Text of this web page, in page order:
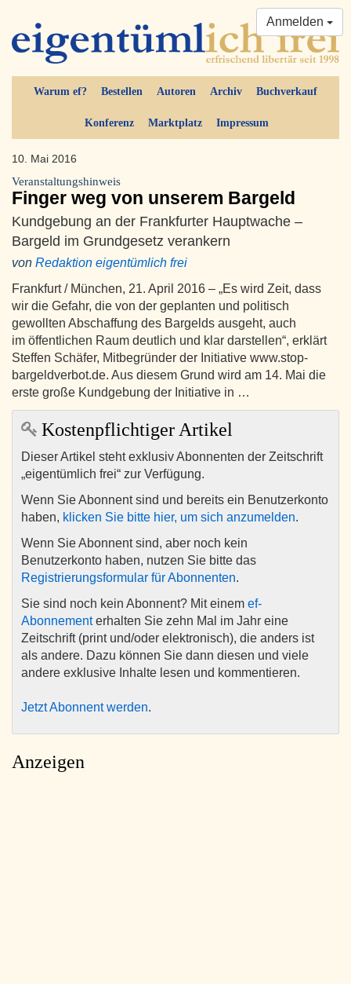
Warum ef? Bestellen Autoren Archiv Buchverkauf
Konferenz Marktplatz Impressum
Anmelden
10. Mai 2016
Veranstaltungshinweis
Finger weg von unserem Bargeld
Kundgebung an der Frankfurter Hauptwache –
Bargeld im Grundgesetz verankern
von Redaktion eigentümlich frei
Frankfurt / München, 21. April 2016 – „Es wird Zeit, dass
wir die Gefahr, die von der geplanten und politisch
gewollten Abschaffung des Bargelds ausgeht, auch
im öffentlichen Raum deutlich und klar darstellen“, erklärt
Steffen Schäfer, Mitbegründer der Initiative www.stop-
bargeldverbot.de. Aus diesem Grund wird am 14. Mai die
erste große Kundgebung der Initiative in …
Kostenpflichtiger Artikel
Dieser Artikel steht exklusiv Abonnenten der Zeitschrift
„eigentümlich frei“ zur Verfügung.
Wenn Sie Abonnent sind und bereits ein Benutzerkonto
haben, klicken Sie bitte hier, um sich anzumelden.
Wenn Sie Abonnent sind, aber noch kein
Benutzerkonto haben, nutzen Sie bitte das
Registrierungsformular für Abonnenten.
Sie sind noch kein Abonnent? Mit einem ef-
Abonnementerhalten Sie zehn Mal im Jahr eine
Zeitschrift (print und/oder elektronisch), die anders ist
als andere. Dazu können Sie dann diesen und viele
andere exklusive Inhalte lesen und kommentieren.
Jetzt Abonnent werden.
Anzeigen